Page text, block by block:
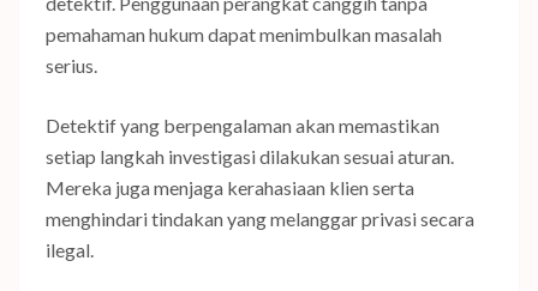
pemahaman hukum dapat menimbulkan masalah
serius.
Detektif yang berpengalaman akan memastikan
setiap langkah investigasi dilakukan sesuai aturan.
Mereka juga menjaga kerahasiaan klien serta
menghindari tindakan yang melanggar privasi secara
ilegal.